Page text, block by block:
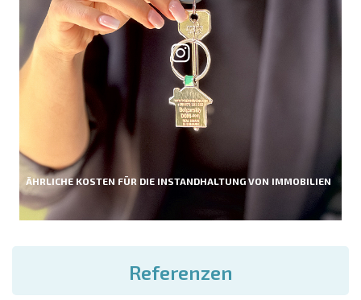
ÄHRLICHE KOSTEN FÜR DIE INSTANDHALTUNG VON IMMOBILIEN
Referenzen